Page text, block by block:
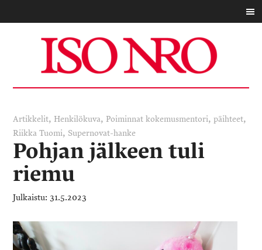
Artikkelit, Henkilökuva, Poiminnat kokemusmentori,päihteet,
Riikka Tuomi, Supernovat-hanke
Pohjan jälkeen tuli
riemu
31.5.2023